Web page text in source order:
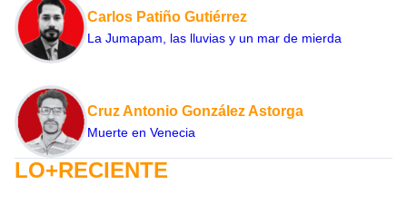
Carlos Patiño Gutiérrez
La Jumapam, las lluvias y un mar de mierda
Cruz Antonio González Astorga
Muerte en Venecia
LO+RECIENTE